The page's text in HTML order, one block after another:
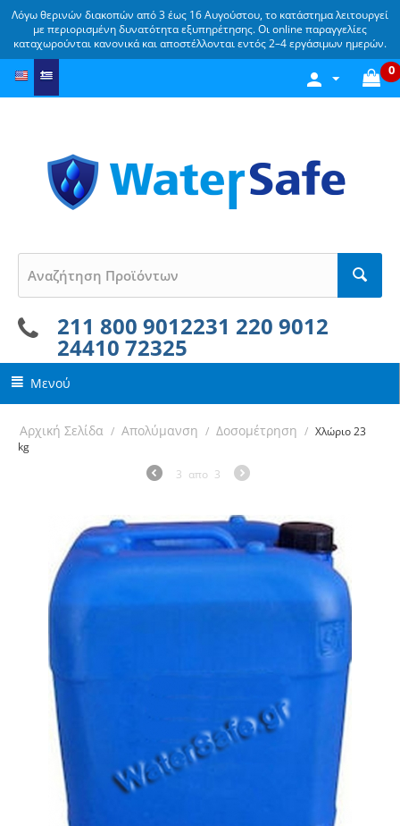
Λόγω θερινών διακοπών από 3 έως 16 Αυγούστου, το κατάστημα λειτουργεί
με περιορισμένη δυνατότητα εξυπηρέτησης. Οι online παραγγελίες
καταχωρούνται κανονικά και αποστέλλονται εντός 2–4 εργάσιμων ημερών.
0
211 800 9012231 220 9012
24410 72325
Μενού
Αρχική Σελίδα / Απολύμανση / Δοσομέτρηση / Χλώριο 23
kg
3 απο 3